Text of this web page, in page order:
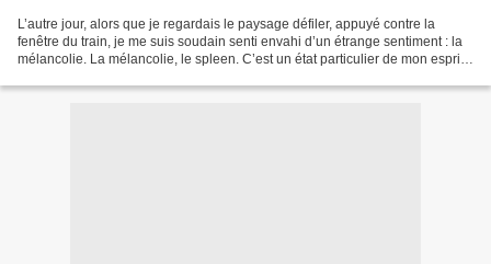
L’autre jour, alors que je regardais le paysage défiler, appuyé contre la
fenêtre du train, je me suis soudain senti envahi d’un étrange sentiment : la
mélancolie. La mélancolie, le spleen. C’est un état particulier de mon esprit,